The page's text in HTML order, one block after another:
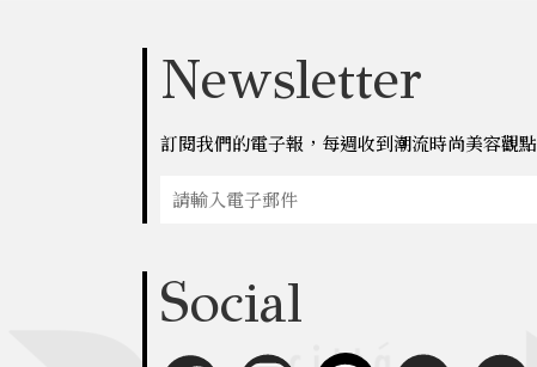
Newsletter
訂閱我們的電子報，每週收到潮流時尚美容觀點
Social